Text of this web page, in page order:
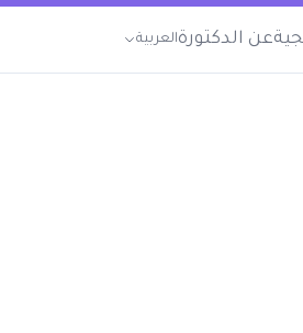
عن الدكتورةالعربية